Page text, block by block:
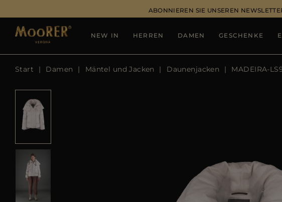
ABONNIEREN SIE UNSEREN
NEW IN HERREN DAMEN GESCHENKE
Start Damen Mäntel und Jacken Daunenjacken MADEIRA-